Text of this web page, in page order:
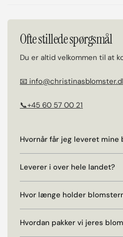
Ofte stillede spørgsmål
Du er altid velkommen til at
📧
📞+45 60 57 00 21
Hvornår får jeg leveret mine
Leverer i over hele landet?
Hvor længe holder
Hvordan pakker vi jeres